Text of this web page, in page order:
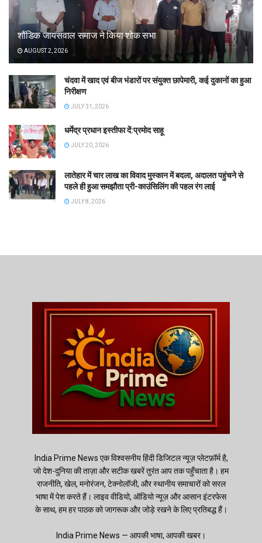
शौंडिक जायसवाल समाज ने किया शोक सभा
AUGUST 2, 2026
चंदवा में खाद एवं बीज भंडारों पर संयुक्त छापेमारी, कई दुकानों का हुआ
निरीक्षण
JULY 31, 2026
धर्मेद्र प्रधान इस्तीफा दें:प्रमोद साहू
JULY 20, 2026
लातेहार में चार लाख का विवाद मुस्कान में बदला, अदालत पहुंचने से
पहले ही हुआ समझौता प्री-काउंसिलिंग की पहल रंग लाई
JULY 8, 2026
India Prime News एक विश्वसनीय हिंदी डिजिटल न्यूज़ प्लेटफ़ॉर्म है,
जो देश-दुनिया की ताज़ा और सटीक खबरें तुरंत आप तक पहुँचाता है। हम
राजनीति, खेल, मनोरंजन, टेक्नोलॉजी, और स्थानीय समाचारों को सरल
भाषा में पेश करते हैं। लाइव वीडियो, ऑडियो न्यूज़ और आसान इंटरफेस
के साथ, हम हर पाठक को जागरूक और जोड़े रखने के लिए प्रतिबद्ध हैं।
India Prime News — आपकी भाषा, आपकी खबर।